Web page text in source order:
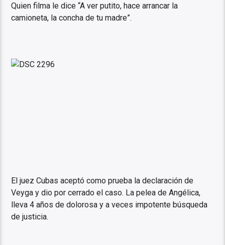
Quien filma le dice “A ver putito, hace arrancar la
camioneta, la concha de tu madre”.
El juez Cubas aceptó como prueba la declaración de
Veyga y dio por cerrado el caso. La pelea de Angélica,
lleva 4 años de dolorosa y a veces impotente búsqueda
de justicia.